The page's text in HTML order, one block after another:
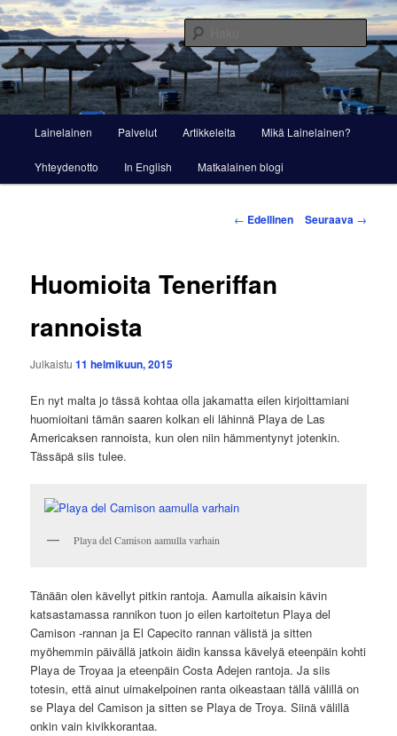
Siirry
sisältöön
Lainelainen
Viestintää ja markkinointia
Haku
Lainelainen Palvelut Artikkeleita Mikä Lainelainen?
Yhteydenotto In English Matkalainen blogi
Artikkelien
← Edellinen Seuraava →
Huomioita Teneriffan
rannoista
Julkaistu11 helmikuun, 2015
En nyt malta jo tässä kohtaa olla jakamatta eilen kirjoittamiani
huomioitani tämän saaren kolkan eli lähinnä Playa de Las
Americaksen rannoista, kun olen niin hämmentynyt jotenkin.
Tässäpä siis tulee.
Playa del Camison aamulla varhain
Tänään olen kävellyt pitkin rantoja. Aamulla aikaisin kävin
katsastamassa rannikon tuon jo eilen kartoitetun Playa del
Camison -rannan ja El Capecito rannan välistä ja sitten
myöhemmin päivällä jatkoin äidin kanssa kävelyä eteenpäin kohti
Playa de Troyaa ja eteenpäin Costa Adejen rantoja. Ja siis
totesin, että ainut uimakelpoinen ranta oikeastaan tällä välillä on
se Playa del Camison ja sitten se Playa de Troya. Siinä välillä
onkin vain kivikkorantaa.